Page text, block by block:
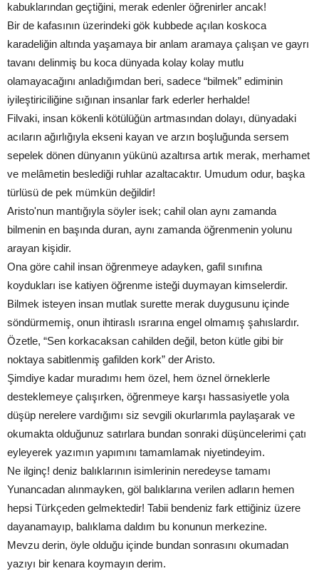
kabuklarından geçtiğini, merak edenler öğrenirler ancak!
Bir de kafasının üzerindeki gök kubbede açılan koskoca
karadeliğin altında yaşamaya bir anlam aramaya çalışan ve gayrı
tavanı delinmiş bu koca dünyada kolay kolay mutlu
olamayacağını anladığımdan beri, sadece “bilmek” ediminin
iyileştiriciliğine sığınan insanlar fark ederler herhalde!
Filvaki, insan kökenli kötülüğün artmasından dolayı, dünyadaki
acıların ağırlığıyla ekseni kayan ve arzın boşluğunda sersem
sepelek dönen dünyanın yükünü azaltırsa artık merak, merhamet
ve melâmetin beslediği ruhlar azaltacaktır. Umudum odur, başka
türlüsü de pek mümkün değildir!
Aristo'nun mantığıyla söyler isek; cahil olan aynı zamanda
bilmenin en başında duran, aynı zamanda öğrenmenin yolunu
arayan kişidir.
Ona göre cahil insan öğrenmeye adayken, gafil sınıfına
koydukları ise katiyen öğrenme isteği duymayan kimselerdir.
Bilmek isteyen insan mutlak surette merak duygusunu içinde
söndürmemiş, onun ihtiraslı ısrarına engel olmamış şahıslardır.
Özetle, “Sen korkacaksan cahilden değil, beton kütle gibi bir
noktaya sabitlenmiş gafilden kork” der Aristo.
Şimdiye kadar muradımı hem özel, hem öznel örneklerle
desteklemeye çalışırken, öğrenmeye karşı hassasiyetle yola
düşüp nerelere vardığımı siz sevgili okurlarımla paylaşarak ve
okumakta olduğunuz satırlara bundan sonraki düşüncelerimi çatı
eyleyerek yazımın yapımını tamamlamak niyetindeyim.
Ne ilginç! deniz balıklarının isimlerinin neredeyse tamamı
Yunancadan alınmayken, göl balıklarına verilen adların hemen
hepsi Türkçeden gelmektedir! Tabii bendeniz fark ettiğiniz üzere
dayanamayıp, balıklama daldım bu konunun merkezine.
Mevzu derin, öyle olduğu içinde bundan sonrasını okumadan
yazıyı bir kenara koymayın derim.